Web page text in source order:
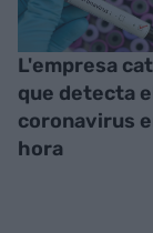
L'empresa
que detecta
coronavirus
hora